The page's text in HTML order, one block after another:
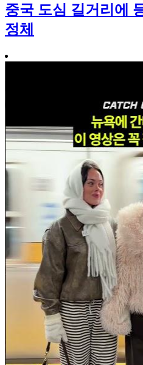
중국 도심 길거리에
정체